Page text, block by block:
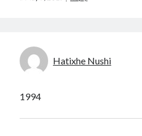
Hatixhe Nushi
1994